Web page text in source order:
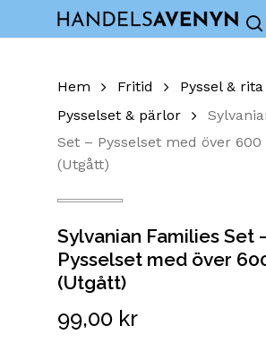
Cart
Hem Fritid
Pyssel & rita
Pysselset & pärlor
Set – Pysselset med över
(Utgått)
Sylvanian Families Set
Pysselset med över
(Utgått)
99,00 kr